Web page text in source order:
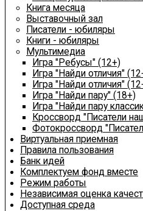
Книга месяца
Выставочный зал
Писатели - юбиляры
Книги - юбиляры
Мультимедиа
Игра "Ребусы" (12+)
Игра "Найди отличия"
Игра "Найди отличия"
Игра "Найди пару" (18+)
Игра "Найди пару
Кроссворд "Писатели
Фотокроссворд
Виртуальная приемная
Правила пользования
Банк идей
Комплектуем фонд вместе
Режим работы
Независимая оценка
Доступная среда